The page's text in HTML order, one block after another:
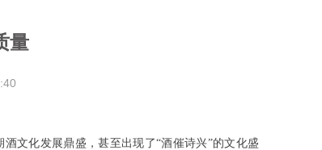
量
文化发展鼎盛，甚至出现了“酒催诗兴”的文化盛